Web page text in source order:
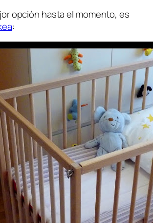
opción hasta el momento, es
: